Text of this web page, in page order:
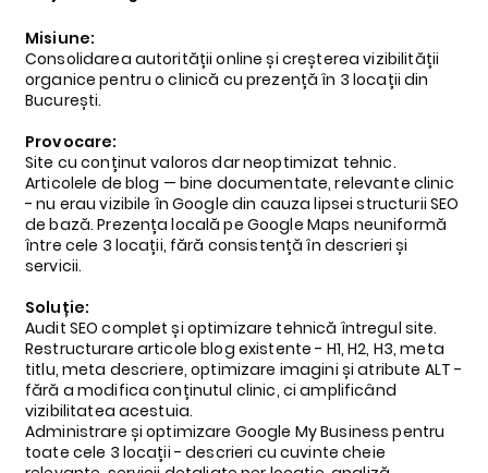
Misiune:
Consolidarea autorității online și creșterea vizibilității
organice pentru o clinică cu prezență în 3 locații din
București.
Provocare:
Site cu conținut valoros dar neoptimizat tehnic.
Articolele de blog — bine documentate, relevante clinic
- nu erau vizibile în Google din cauza lipsei structurii SEO
de bază. Prezența locală pe Google Maps neuniformă
între cele 3 locații, fără consistență în descrieri și
servicii.
Soluție:
Audit SEO complet și optimizare tehnică întregul site.
Restructurare articole blog existente - H1, H2, H3, meta
titlu, meta descriere, optimizare imagini și atribute ALT -
fără a modifica conținutul clinic, ci amplificând
vizibilitatea acestuia.
Administrare și optimizare Google My Business pentru
toate cele 3 locații - descrieri cu cuvinte cheie